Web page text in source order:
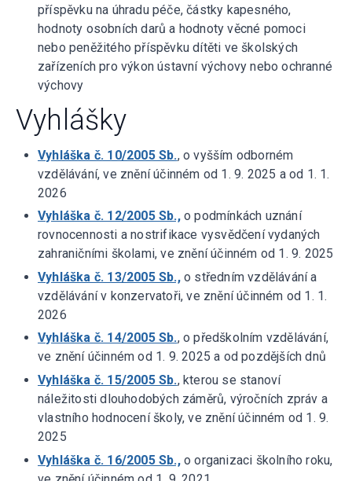
příspěvku na úhradu péče, částky kapesného,
hodnoty osobních darů a hodnoty věcné pomoci
nebo peněžitého příspěvku dítěti ve školských
zařízeních pro výkon ústavní výchovy nebo ochranné
výchovy
Vyhlášky
Vyhláška č. 10/2005 Sb., o vyšším odborném
vzdělávání, ve znění účinném od 1. 9. 2025 a od 1. 1.
2026
Vyhláška č. 12/2005 Sb.,o podmínkách uznání
rovnocennosti a nostrifikace vysvědčení vydaných
zahraničními školami, ve znění účinném od 1. 9. 2025
Vyhláška č. 13/2005 Sb.,o středním vzdělávání a
vzdělávání v konzervatoři, ve znění účinném od 1. 1.
2026
Vyhláška č. 14/2005 Sb., o předškolním vzdělávání,
ve znění účinném od 1. 9. 2025 a od pozdějších dnů
Vyhláška č. 15/2005 Sb., kterou se stanoví
náležitosti dlouhodobých záměrů, výročních zpráv a
vlastního hodnocení školy, ve znění účinném od 1. 9.
2025
Vyhláška č. 16/2005 Sb.,o organizaci školního roku,